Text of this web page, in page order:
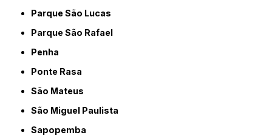
Parque São Lucas
Parque São Rafael
Penha
Ponte Rasa
São Mateus
São Miguel Paulista
Sapopemba